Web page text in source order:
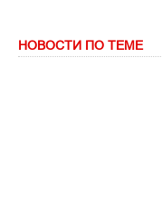
НОВОСТИ ПО ТЕМЕ